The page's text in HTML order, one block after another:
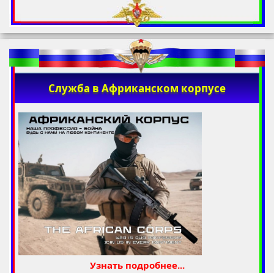
Служба в Африканском корпусе
Узнать подробнее...